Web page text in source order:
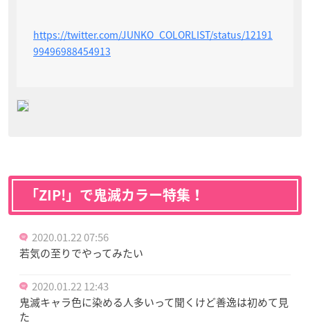
https://twitter.com/JUNKO_COLORLIST/status/12191
99496988454913
「ZIP!」で鬼滅カラー特集！
2020.01.22 07:56
若気の至りでやってみたい
2020.01.22 12:43
鬼滅キャラ色に染める人多いって聞くけど善逸は初めて見
た